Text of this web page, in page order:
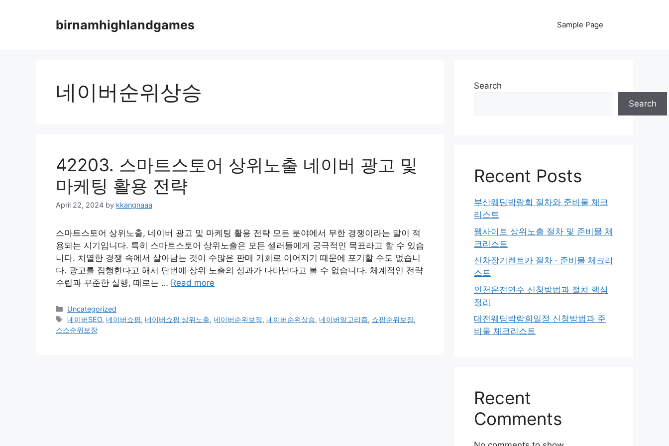
birnamhighlandgames Sample Page
네이버순위상승
42203. 스마트스토어 상위노출 네이버 광고 및
마케팅 활용 전략
April 22, 2024 by kkangnaaa
스마트스토어 상위노출, 네이버 광고 및 마케팅 활용 전략 모든 분야에서 무한 경쟁이라는 말이 적
용되는 시기입니다. 특히 스마트스토어 상위노출은 모든 셀러들에게 궁극적인 목표라고 할 수 있습
니다. 치열한 경쟁 속에서 살아남는 것이 수많은 판매 기회로 이어지기 때문에 포기할 수도 없습니
다. 광고를 집행한다고 해서 단번에 상위 노출의 성과가 나타난다고 볼 수 없습니다. 체계적인 전략
수립과 꾸준한 실행, 때로는 … Read more
Categories
Uncategorized
Tags
네이버SEO, 네이버쇼핑, 네이버쇼핑 상위노출, 네이버순위보장, 네이버순위상승, 네이버알고리즘, 쇼핑순위보장,
스스순위보장
Search
Search
Recent Posts
부산웨딩박람회 절차와 준비물 체크
리스트
웹사이트 상위노출 절차 및 준비물 체
크리스트
신차장기렌트카 절차 · 준비물 체크리
스트
인천운전연수 신청방법과 절차 핵심
정리
대전웨딩박람회일정 신청방법과 준
비물 체크리스트
Recent
Comments